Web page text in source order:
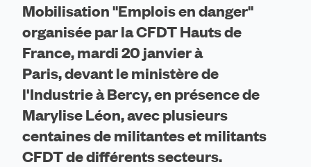
Mobilisation "Emplois en danger"
organisée par la CFDT Hauts de
France, mardi 20 janvier à
Paris, devant le ministère de
l'Industrie à Bercy, en présence de
Marylise Léon, avec plusieurs
centaines de militantes et militants
CFDT de différents secteurs.